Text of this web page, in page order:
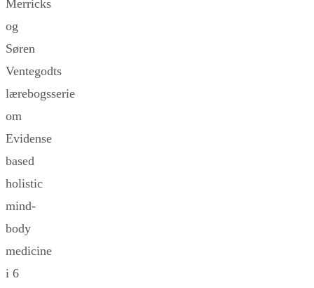
Merricks
og
Søren
Ventegodts
lærebogsserie
om
Evidense
based
holistic
mind-
body
medicine
i 6